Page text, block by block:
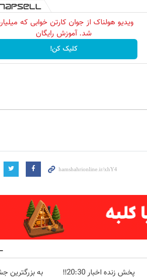
ویدیو هولناک از جوان کارتن خوابی که
شد. آموزش رایگان
کلیک کن!
پخش زنده اخبار 20:30‼️
به بزرگترین
تهران سر بزنید
نوبت
تنها در چند ساعت و با
درخواست